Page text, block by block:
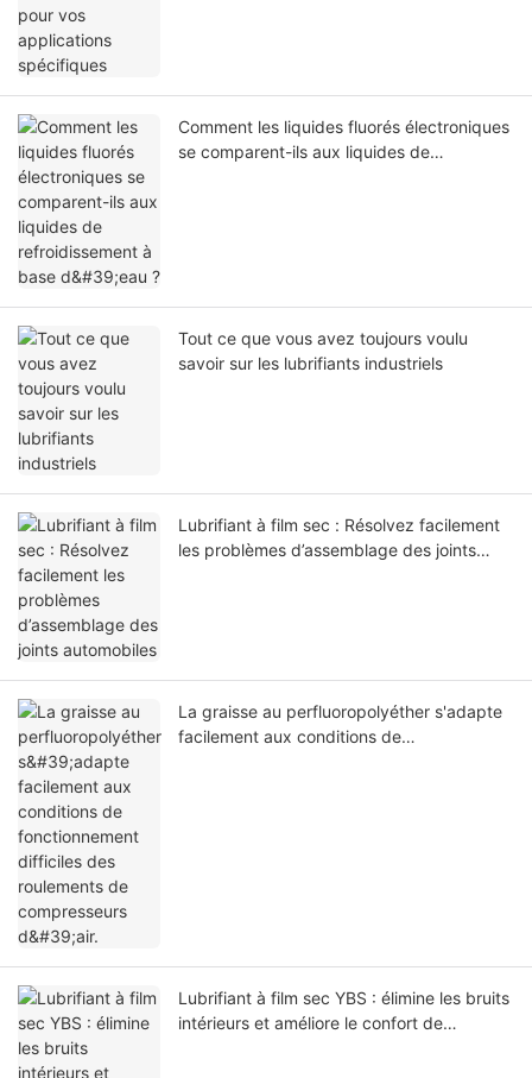
Comment les liquides fluorés électroniques
se comparent-ils aux liquides de
Tout ce que vous avez toujours voulu
savoir sur les lubrifiants industriels
Lubrifiant à film sec : Résolvez facilement
les problèmes d’assemblage des joints
La graisse au perfluoropolyéther s'adapte
facilement aux conditions de
Lubrifiant à film sec YBS : élimine les bruits
intérieurs et améliore le confort de